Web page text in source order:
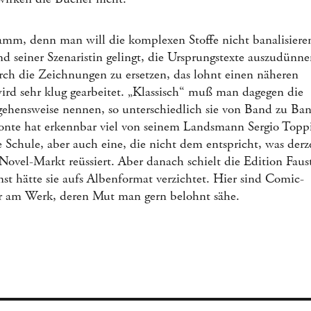
denn man will die komplexen Stoffe nicht
seiner Szenaristin gelingt, die Ursprungstexte
die Zeichnungen zu ersetzen, das lohnt einen näheren
sehr klug gearbeitet. „Klassisch“ muß man dagegen die
nennen, so unterschiedlich sie von Band zu
hat erkennbar viel von seinem Landsmann Sergio
Schule, aber auch eine, die nicht dem entspricht, was
Markt reüssiert. Aber danach schielt die Edition
hätte sie aufs Albenformat verzichtet. Hier sind Comic-
am Werk, deren Mut man gern belohnt sähe.